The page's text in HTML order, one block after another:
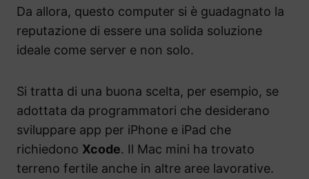
Da allora, questo computer si è guadagnato la
reputazione di essere una solida soluzione
ideale come server e non solo.
Si tratta di una buona scelta, per esempio, se
adottata da programmatori che desiderano
sviluppare app per iPhone e iPad che
richiedono Xcode. Il Mac mini ha trovato
terreno fertile anche in altre aree lavorative.